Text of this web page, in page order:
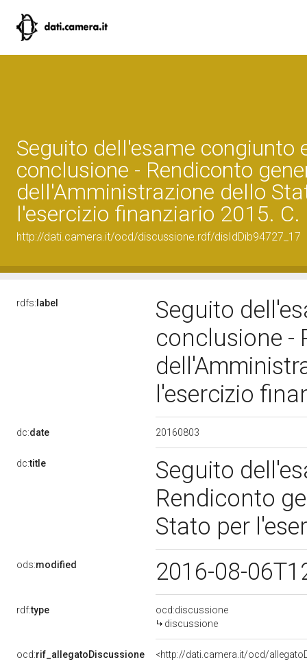
Seguito dell'esame congiunto
conclusione - Rendiconto
dell'Amministrazione dello
l'esercizio finanziario 2015.
http://dati.camera.it/ocd/discussione.rdf/disIdDib94727_17
rdfs: label
Seguito
conclusione -
l'esercizio
dc:date 20160803
dc:title
Seguito
Rendiconto
Stato per
ods:modified 2016-08-
rdf:type
ocd:discussione
discussione
ocd:rif_allegatoDiscussione
<http://dati.camera.it/ocd/